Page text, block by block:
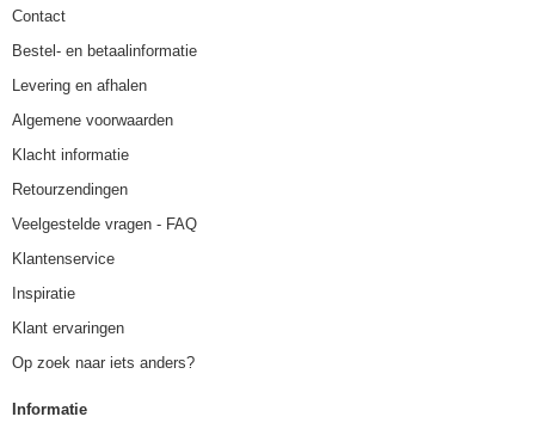
Contact
Bestel- en betaalinformatie
Levering en afhalen
Algemene voorwaarden
Klacht informatie
Retourzendingen
Veelgestelde vragen - FAQ
Klantenservice
Inspiratie
Klant ervaringen
Op zoek naar iets anders?
Informatie